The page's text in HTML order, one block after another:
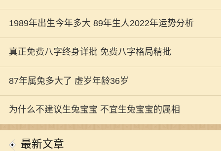
1989年出生今年多大 89年生人2022年运势分析
真正免费八字终身详批 免费八字格局精批
87年属兔多大了 虚岁年龄36岁
为什么不建议生兔宝宝 不宜生兔宝宝的属相
最新文章